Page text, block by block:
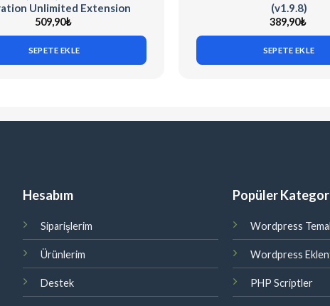
Unlimited Extension
509,90₺
SEPETE EKLE
(v1.9.8)
389,90₺
SEPETE EKLE
Hesabım
Siparişlerim
Ürünlerim
Destek
Popüler
Wordpress
Wordpress
PHP Scriptler